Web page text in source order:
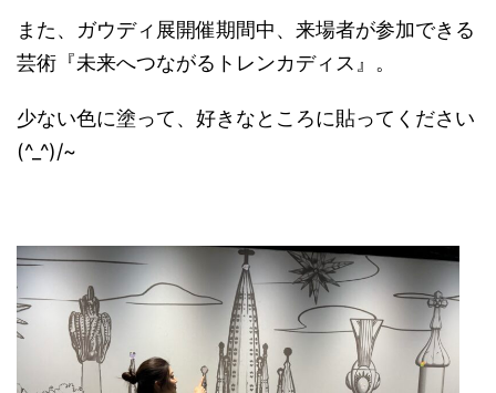
また、ガウディ展開催期間中、来場者が参加できる
芸術『未来へつながるトレンカディス』。
少ない色に塗って、好きなところに貼ってください
(^_^)/~